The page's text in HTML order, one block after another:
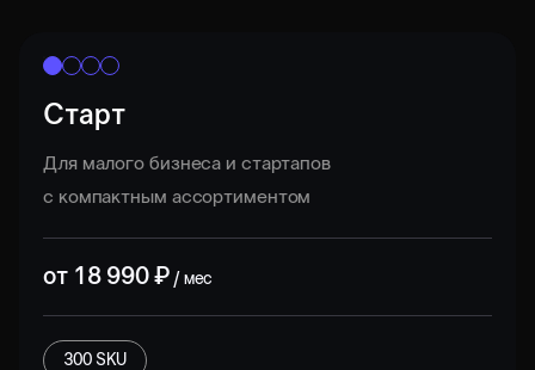
Старт
Для малого бизнеса и стартапов
с компактным ассортиментом
от 18 990 ₽/ мес
300 SKU